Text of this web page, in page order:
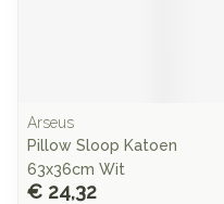
Arseus
Pillow Sloop Katoen
63x36cm Wit
€ 24,32